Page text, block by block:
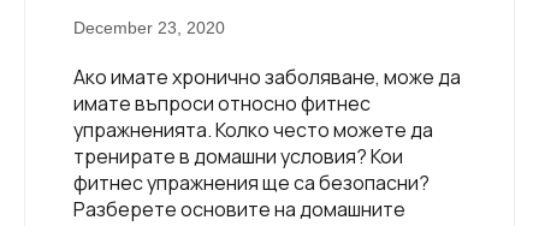
December 23, 2020
Ако имате хронично заболяване, може да
имате въпроси относно фитнес
упражненията. Колко често можете да
тренирате в домашни условия? Кои
фитнес упражнения ще са безопасни?
Разберете основите на домашните